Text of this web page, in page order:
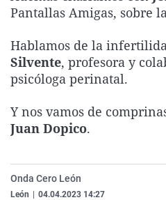
Pantallas Amigas, sobre
Hablamos de la
Silvente, profesora y
psicóloga perinatal.
Y nos vamos de
Juan Dopico.
Onda Cero León
León 04.04.2023 14:27